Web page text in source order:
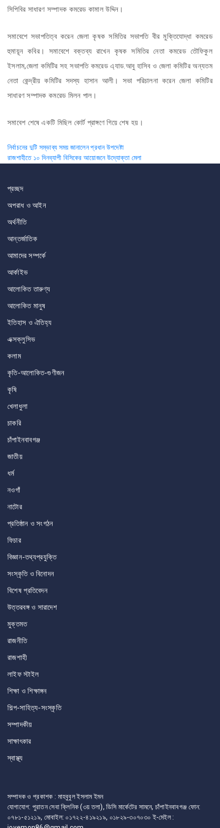
সিপিবির সাধারণ সম্পাদক কমরেড কামাল উদ্দিন।
সমাবেশে সভাপতিত্ব করেন জেলা কৃষক সমিতির সভাপতি বীর মুক্তিযোদ্ধা কমরেড
হুমায়ূন কবির। সমাবেশে বক্তব্য রাখেন কৃষক সমিতির নেতা কমরেড তৌফিকুল
ইসলাম,জেলা কমিটির সহ সভাপতি কমরেড এ্যাড.আবু হাসিব ও জেলা কমিটির অন্যতম
নেতা কেন্দ্রীয় কমিটির সদস্য হাসান আলী। সভা পরিচালনা করেন জেলা কমিটির
সাধারণ সম্পাদক কমরেড মিলন পাল।
সমাবেশ শেষে একটি মিছিল কোর্ট প্রাঙ্গণে গিয়ে শেষ হয়।
Post
navigation
নির্বাচনের দুটি সম্ভাব্য সময় জানালেন প্রধান উপদেষ্টা
রাজশাহীতে ১০ দিনব্যাপী বিসিকের আয়োজনে উদ্যোক্তা মেলা
প্রচ্ছদ
অপরাধ ও আইন
অর্থনীতি
আন্তর্জাতিক
আমাদের সম্পর্কে
আর্কাইভ
আলোকিত তারুণ্য
আলোকিত মানুষ
ইতিহাস ও ঐতিহ্য
এক্সক্লুসিভ
কলাম
কৃতি-আলোকিত-গুণীজন
কৃষি
খেলাধুলা
চাকরি
চাঁপাইনবাবগঞ্জ
জাতীয়
ধর্ম
নওগাঁ
নাটোর
প্রতিষ্ঠান ও সংগঠন
ফিচার
বিজ্ঞান-তথ্যপ্রযুক্তি
সংস্কৃতি ও বিনোদন
বিশেষ প্রতিবেদন
উত্তরবঙ্গ ও সারাদেশ
মুক্তমত
রাজনীতি
রাজশাহী
লাইফ স্টাইল
শিক্ষা ও শিক্ষাঙ্গন
শিল্প-সাহিত্য-সংস্কৃতি
সম্পাদকীয়
সাক্ষাৎকার
স্বাস্থ্য
সম্পাদক ও প্রকাশক : মাহবুবুল ইসলাম ইমন
যোগাযোগ: পুরাতন সেবা ক্লিনিক (৩য় তলা), ডিসি মার্কেটের সামনে, চাঁপাইনবাবগঞ্জ ফোন:
০৭৮১-৫১২১৯, মোবাইল: ০১৭২২-৪১৯২১৯, ০১৮২৯-৩০৭০৩০ ই-মেইল :